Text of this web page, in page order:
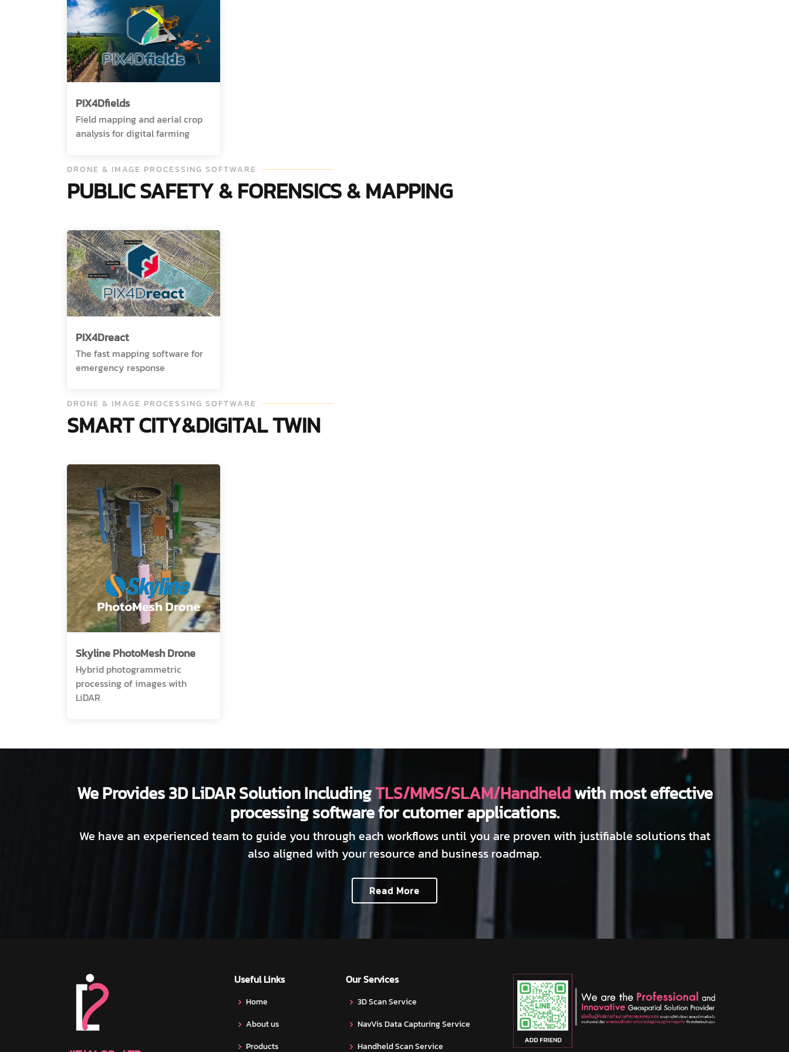
PIX4Dfields
Field mapping and aerial crop
analysis for digital farming
DRONE & IMAGE PROCESSING SOFTWARE
PUBLIC SAFETY & FORENSICS & MAPPING
PIX4Dreact
The fast mapping software for
emergency response
DRONE & IMAGE PROCESSING SOFTWARE
SMART CITY&DIGITAL TWIN
Skyline PhotoMesh Drone
Hybrid photogrammetric
processing of images with
LiDAR
We Provides 3D LiDAR Solution IncludingTLS/MMS/SLAM/Handheldwith most effective
processing software for cutomer applications.
We have an experienced team to guide you through each workflows until you are proven with justifiable solutions that
also aligned with your resource and business roadmap.
Read More
Useful Links
Home
About us
Products
Our Services
3D Scan Service
NavVis Data Capturing Service
Handheld Scan Service